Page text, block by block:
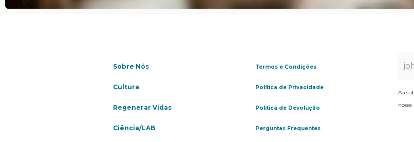
Ao
Sobre Nós
Cultura
Regenerar Vidas
Ciência/LAB
Termos e Condições
Política de Privacidade
Política de Devolução
Perguntas Frequentes